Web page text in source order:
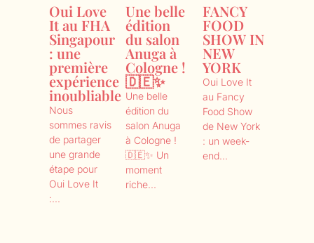
Oui Love
It au FHA
Singapour
: une
première
expérience
inoubliable
Nous
sommes ravis
de partager
une grande
étape pour
Oui Love It
:...
Une belle
édition
du salon
Anuga à
Cologne !
🇩🇪✨
Une belle
édition du
salon Anuga
à Cologne !
🇩🇪✨ Un
moment
riche...
FANCY
FOOD
SHOW IN
NEW
YORK
Oui Love It
au Fancy
Food Show
de New York
: un week-
end...